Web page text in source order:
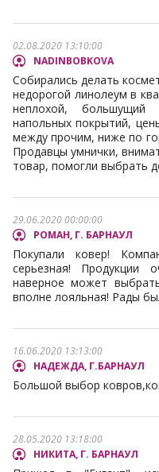
02.08.2020 13:10:00
NADINBOBKOVA
Собирались делать
недорогой линолеум в
неплохой, большущий
напольных покрытий,
между прочим, ниже по
Продавцы умнички,
товар, помогли выбрать
29.06.2020 00:00:00
РОМАН, Г. БАРНАУЛ
Покупали ковер!
серьезная! Продукции
наверное может
вполне лояльная! Рады
16.06.2020 13:13:00
НАДЕЖДА, Г.БАРНАУЛ
Большой выбор
28.05.2020 13:18:00
НИКИТА, Г. БАРНАУЛ